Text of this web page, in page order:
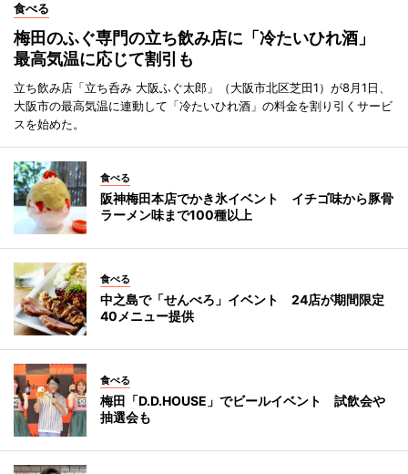
食べる
梅田のふぐ専門の立ち飲み店に「冷たいひれ酒」
最高気温に応じて割引も
立ち飲み店「立ち呑み 大阪ふぐ太郎」（大阪市北区芝田1）が8月1日、
大阪市の最高気温に連動して「冷たいひれ酒」の料金を割り引くサービ
スを始めた。
食べる
阪神梅田本店でかき氷イベント イチゴ味から豚骨
ラーメン味まで100種以上
食べる
中之島で「せんべろ」イベント 24店が期間限定
40メニュー提供
食べる
梅田「D.D.HOUSE」でビールイベント 試飲会や
抽選会も